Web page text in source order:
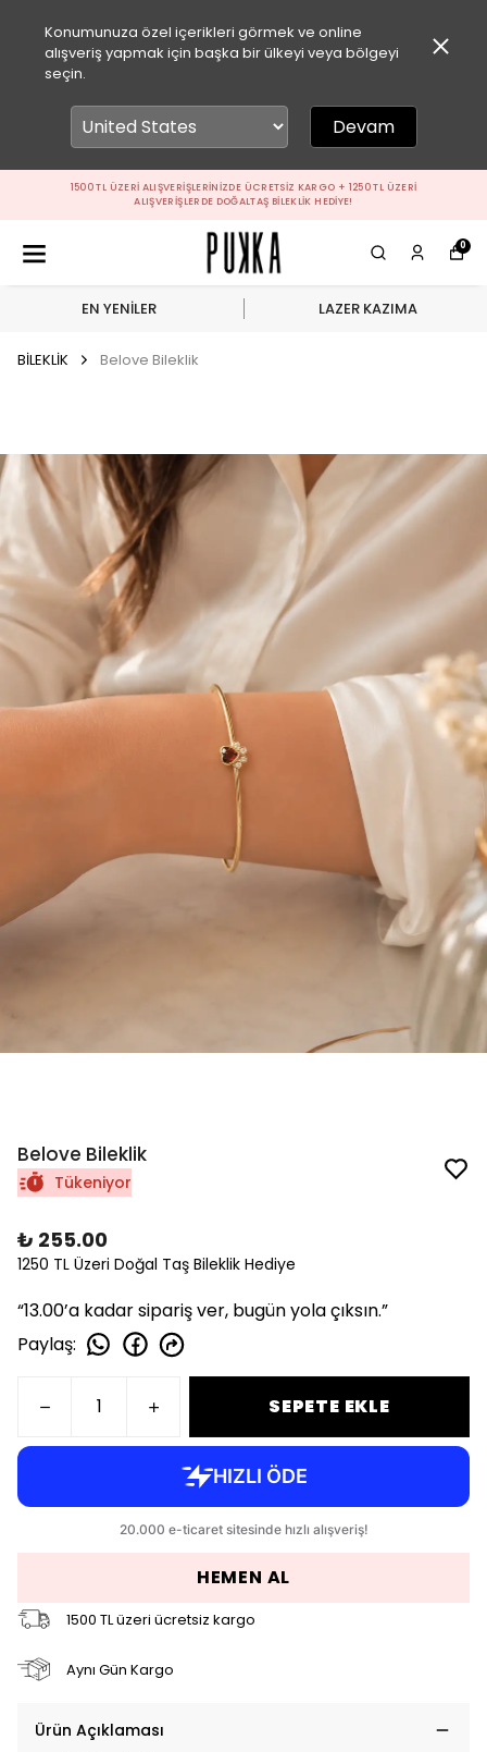
Konumunuza özel içerikleri görmek ve online
alışveriş yapmak için başka bir ülkeyi veya bölgeyi
seçin.
Devam
1500 TL ÜZERI ALIŞVERIŞLERINIZDE ÜCRETSIZ KARGO + 1250 TL ÜZERI
ALIŞVERIŞLERDE DOĞALTAŞ BILEKLIK HEDIYE!
0
EN YENİLER LAZER KAZIMA
BİLEKLİK Belove Bileklik
Belove Bileklik
Tükeniyor
₺ 255.00
1250 TL Üzeri Doğal Taş Bileklik Hediye
“13.00’a kadar sipariş ver, bugün yola çıksın.”
Paylaş:
SEPETE EKLE
HEMEN AL
1500 TL üzeri ücretsiz kargo
Aynı Gün Kargo
Ürün Açıklaması